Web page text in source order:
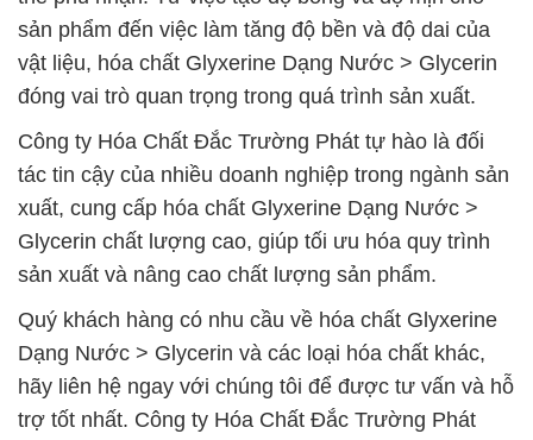
sản phẩm đến việc làm tăng độ bền và độ dai của
vật liệu, hóa chất Glyxerine Dạng Nước > Glycerin
đóng vai trò quan trọng trong quá trình sản xuất.
Công ty Hóa Chất Đắc Trường Phát tự hào là đối
tác tin cậy của nhiều doanh nghiệp trong ngành sản
xuất, cung cấp hóa chất Glyxerine Dạng Nước >
Glycerin chất lượng cao, giúp tối ưu hóa quy trình
sản xuất và nâng cao chất lượng sản phẩm.
Quý khách hàng có nhu cầu về hóa chất Glyxerine
Dạng Nước > Glycerin và các loại hóa chất khác,
hãy liên hệ ngay với chúng tôi để được tư vấn và hỗ
trợ tốt nhất. Công ty Hóa Chất Đắc Trường Phát